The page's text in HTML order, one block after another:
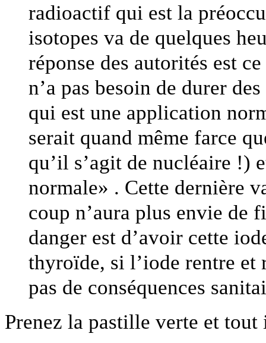
radioactif qui est la
isotopes va de quelques
réponse des autorités est
n’a pas besoin de durer
qui est une application
serait quand même farce
qu’il s’agit de nucléaire !)
normale» . Cette dernière
coup n’aura plus envie de
danger est d’avoir cette
thyroïde, si l’iode rentre et
pas de conséquences
Prenez la pastille verte et tout